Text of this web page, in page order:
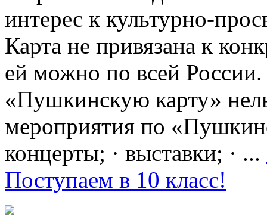
интерес к культурно-
Карта не привязана к
ей можно по всей
«Пушкинскую карту»
мероприятия по
концерты; · выставки; · ...
Поступаем в 10 класс!